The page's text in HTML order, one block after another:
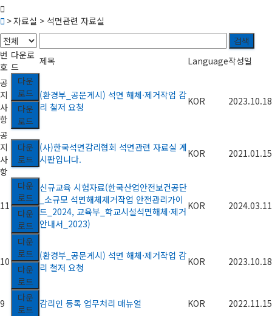
> 자료실 > 석면관련 자료실
검색
번
호
다운로
드
제목 Language작성일
공
지
사
항
다운
로드
다운
로드
(환경부_공문게시) 석면 해체·제거작업 감
리 철저 요청
KOR 2023.10.18
공
지
사
항
다운
로드
(사)한국석면감리협회 석면관련 자료실 게
시판입니다.
KOR 2021.01.15
11
다운
로드
다운
로드
신규교육 시험자료(한국산업안전보건공단
_소규모 석면해체제거작업 안전관리가이
드_2024, 교육부_학교시설석면해체·제거
안내서_2023)
KOR 2024.03.11
10
다운
로드
다운
로드
(환경부_공문게시) 석면 해체·제거작업 감
리 철저 요청
KOR 2023.10.18
9
다운
로드 감리인 등록 업무처리 매뉴얼 KOR 2022.11.15